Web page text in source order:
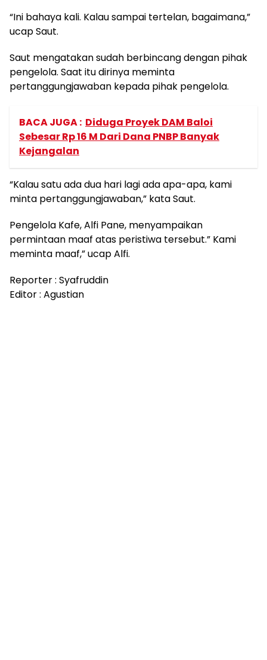
“Ini bahaya kali. Kalau sampai tertelan, bagaimana,”
ucap Saut.
Saut mengatakan sudah berbincang dengan pihak
pengelola. Saat itu dirinya meminta
pertanggungjawaban kepada pihak pengelola.
BACA JUGA : Diduga Proyek DAM Baloi
Sebesar Rp 16 M Dari Dana PNBP Banyak
Kejangalan
“Kalau satu ada dua hari lagi ada apa-apa, kami
minta pertanggungjawaban,” kata Saut.
Pengelola Kafe, Alfi Pane, menyampaikan
permintaan maaf atas peristiwa tersebut.” Kami
meminta maaf,” ucap Alfi.
Reporter : Syafruddin
Editor : Agustian